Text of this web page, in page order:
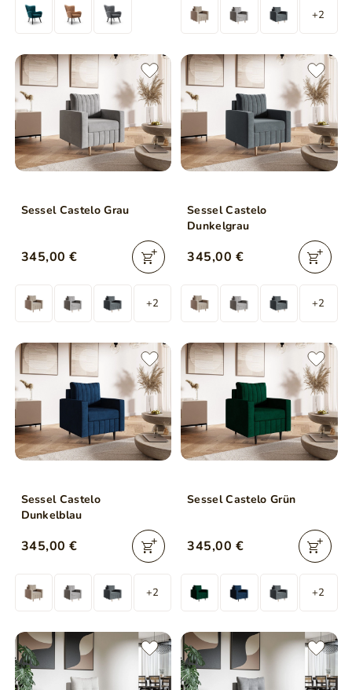
+2
Sessel Castelo Grau
345,00 €
+2
Sessel Castelo
Dunkelgrau
345,00 €
+2
Sessel Castelo
Dunkelblau
345,00 €
+2
Sessel Castelo Grün
345,00 €
+2